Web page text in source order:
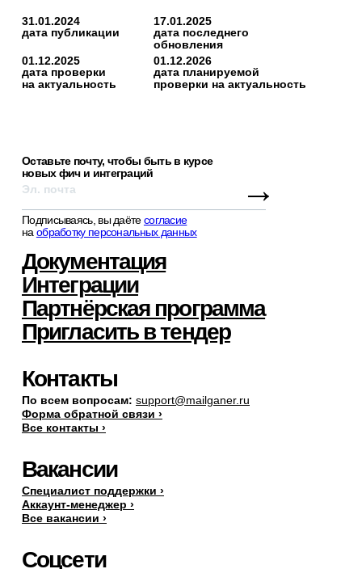
01.12.2025
дата проверки
на актуальность
01.12.2026
дата планируемой
проверки на актуальность
31.01.2024
дата публикации
17.01.2025
дата последнего
обновления
Оставьте почту, чтобы быть в курсе
новых фич и интеграций
Подписываясь, вы даётесогласие
на обработку персональных данных
Интеграции
Документация
Партнёрская программа
Пригласить в тендер
→
По всем вопросам:
Все вакансии ›
Аккаунт-менеджер ›
Специалист поддержки ›
Вакансии
Контакты
support@mailganer.ru
Все контакты ›
Соцсети
Форма обратной связи ›